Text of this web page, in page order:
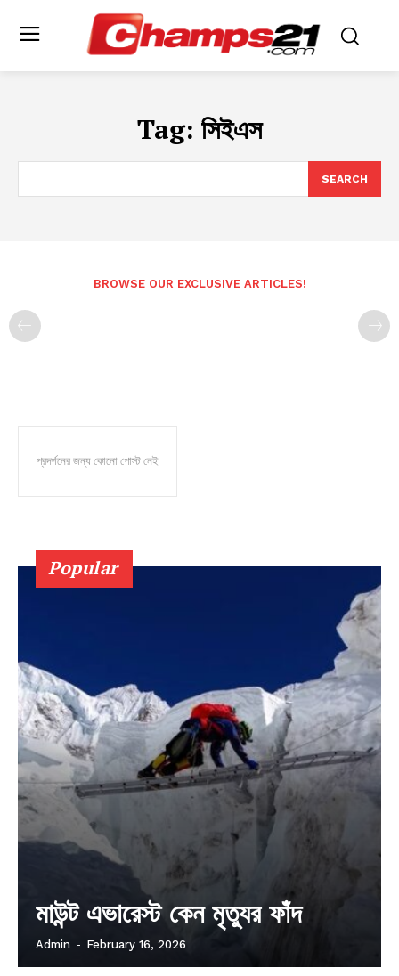
Tag: সিইএস
SEARCH
BROWSE OUR EXCLUSIVE ARTICLES!
প্রদর্শনের জন্য কোনো পোস্ট নেই
Popular
মাউন্ট এভারেস্ট কেন মৃত্যুর ফাঁদ
Admin - February 16, 2026